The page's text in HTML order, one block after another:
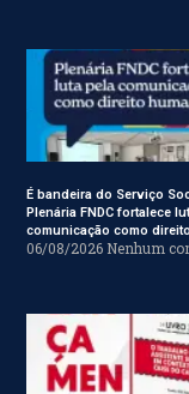
É bandeira do Serviço
Plenária FNDC fortalece
comunicação como
06/08/2026 Nenhum